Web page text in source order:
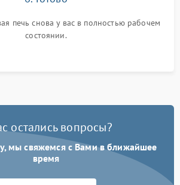
печь снова у вас в полностью рабочем
состоянии.
остались вопросы?
мы свяжемся с Вами в ближайшее
время